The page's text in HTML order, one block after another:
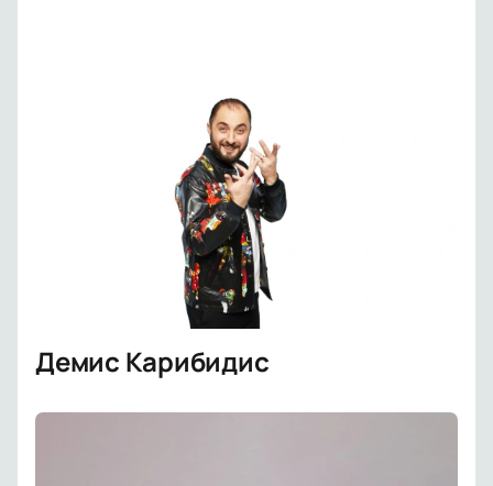
Демис Карибидис